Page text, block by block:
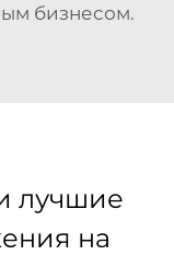
бизнесом.
лучшие
на